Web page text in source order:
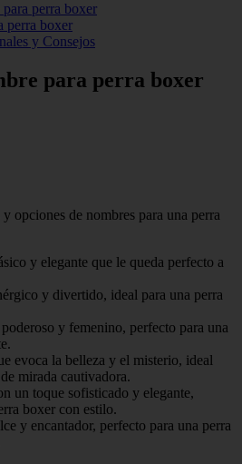
perra boxer
perra boxer
y Consejos
para perra boxer
opciones de nombres para una perra
y elegante que le queda perfecto a
y divertido, ideal para una perra
y femenino, perfecto para una
evoca la belleza y el misterio, ideal
mirada cautivadora.
un toque sofisticado y elegante,
boxer con estilo.
y encantador, perfecto para una perra